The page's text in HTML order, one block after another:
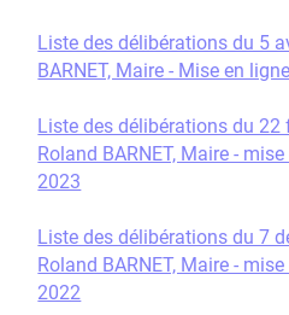
Liste des délibérations du 5
BARNET, Maire - Mise en
Liste des délibérations du 22
Roland BARNET, Maire -
2023
Liste des délibérations du 7
Roland BARNET, Maire -
2022